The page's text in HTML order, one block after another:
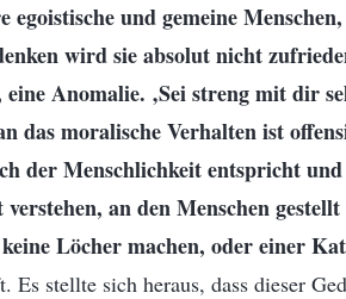
egoistische und gemeine
wird sie absolut nicht
Anomalie. ‚Sei streng mit dir
das moralische Verhalten ist
der Menschlichkeit entspricht
an den Menschen
Löcher machen, oder einer
stellte sich heraus, dass dieser